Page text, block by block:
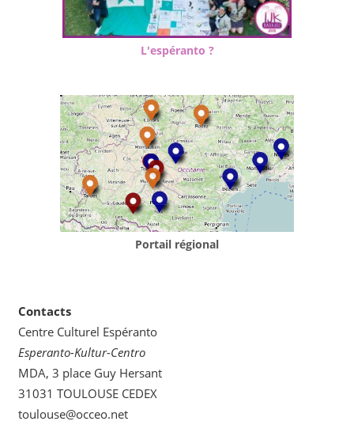
L'espéranto ?
Portail régional
Contacts
Centre Culturel Espéranto
Esperanto-Kultur-Centro
MDA, 3 place Guy Hersant
31031 TOULOUSE CEDEX
toulouse@occeo.net